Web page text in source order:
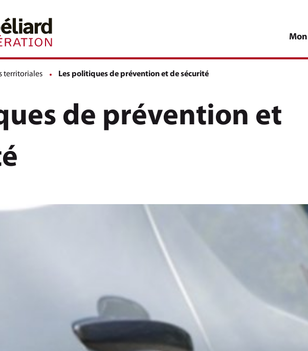
territoriales Page active :
Les politiques de prévention et de sécurité
de prévention et